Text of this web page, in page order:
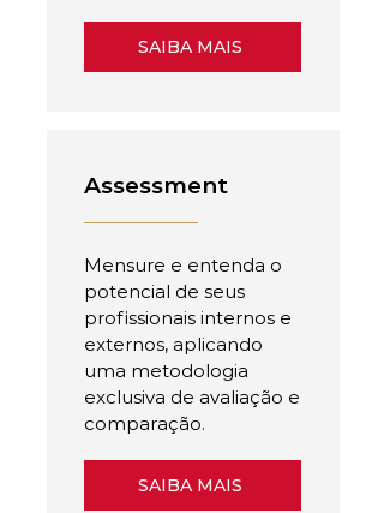
SAIBA MAIS
Assessment
Mensure e entenda o
potencial de seus
profissionais internos e
externos, aplicando
uma metodologia
exclusiva de avaliação e
comparação.
SAIBA MAIS